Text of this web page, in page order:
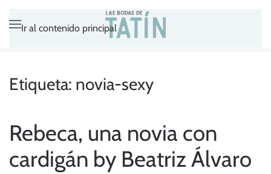
Ir al contenido principal
Etiqueta: novia-sexy
Rebeca, una novia con
cardigán by Beatriz Álvaro